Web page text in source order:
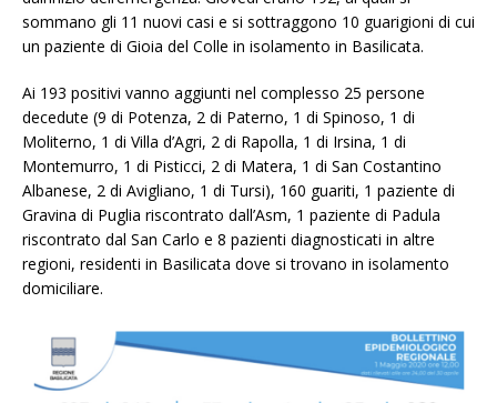
sommano gli 11 nuovi casi e si sottraggono 10 guarigioni di cui
un paziente di Gioia del Colle in isolamento in Basilicata.
Ai 193 positivi vanno aggiunti nel complesso 25 persone
decedute (9 di Potenza, 2 di Paterno, 1 di Spinoso, 1 di
Moliterno, 1 di Villa d’Agri, 2 di Rapolla, 1 di Irsina, 1 di
Montemurro, 1 di Pisticci, 2 di Matera, 1 di San Costantino
Albanese, 2 di Avigliano, 1 di Tursi), 160 guariti, 1 paziente di
Gravina di Puglia riscontrato dall’Asm, 1 paziente di Padula
riscontrato dal San Carlo e 8 pazienti diagnosticati in altre
regioni, residenti in Basilicata dove si trovano in isolamento
domiciliare.